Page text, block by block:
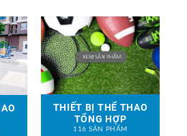
THIẾT BỊ THỂ THAO
TỔNG HỢP
116 SẢN PHẨM